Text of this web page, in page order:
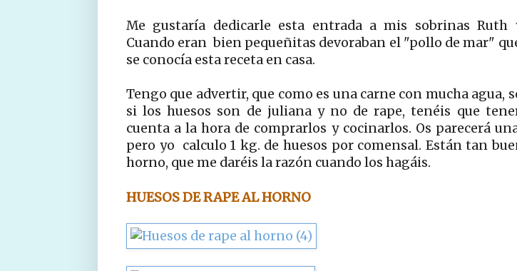
Me gustaría dedicarle esta entrada a mis sobrinas Ruth
Cuando eran bien pequeñitas devoraban el "pollo de mar"
se conocía esta receta en casa.
Tengo que advertir, que como es una carne con mucha agua,
si los huesos son de juliana y no de rape, tenéis que
cuenta a la hora de comprarlos y cocinarlos. Os parecerá
pero yo calculo 1 kg. de huesos por comensal. Están tan
horno, que me daréis la razón cuando los hagáis.
HUESOS DE RAPE AL HORNO